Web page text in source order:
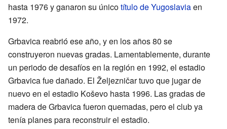
hasta 1976 y ganaron su únicotítulo de Yugoslaviaen
1972.
Grbavica reabrió ese año, y en los años 80 se
construyeron nuevas gradas. Lamentablemente, durante
un periodo de desafíos en la región en 1992, el estadio
Grbavica fue dañado. El Željezničar tuvo que jugar de
nuevo en el estadio Koševo hasta 1996. Las gradas de
madera de Grbavica fueron quemadas, pero el club ya
tenía planes para reconstruir el estadio.